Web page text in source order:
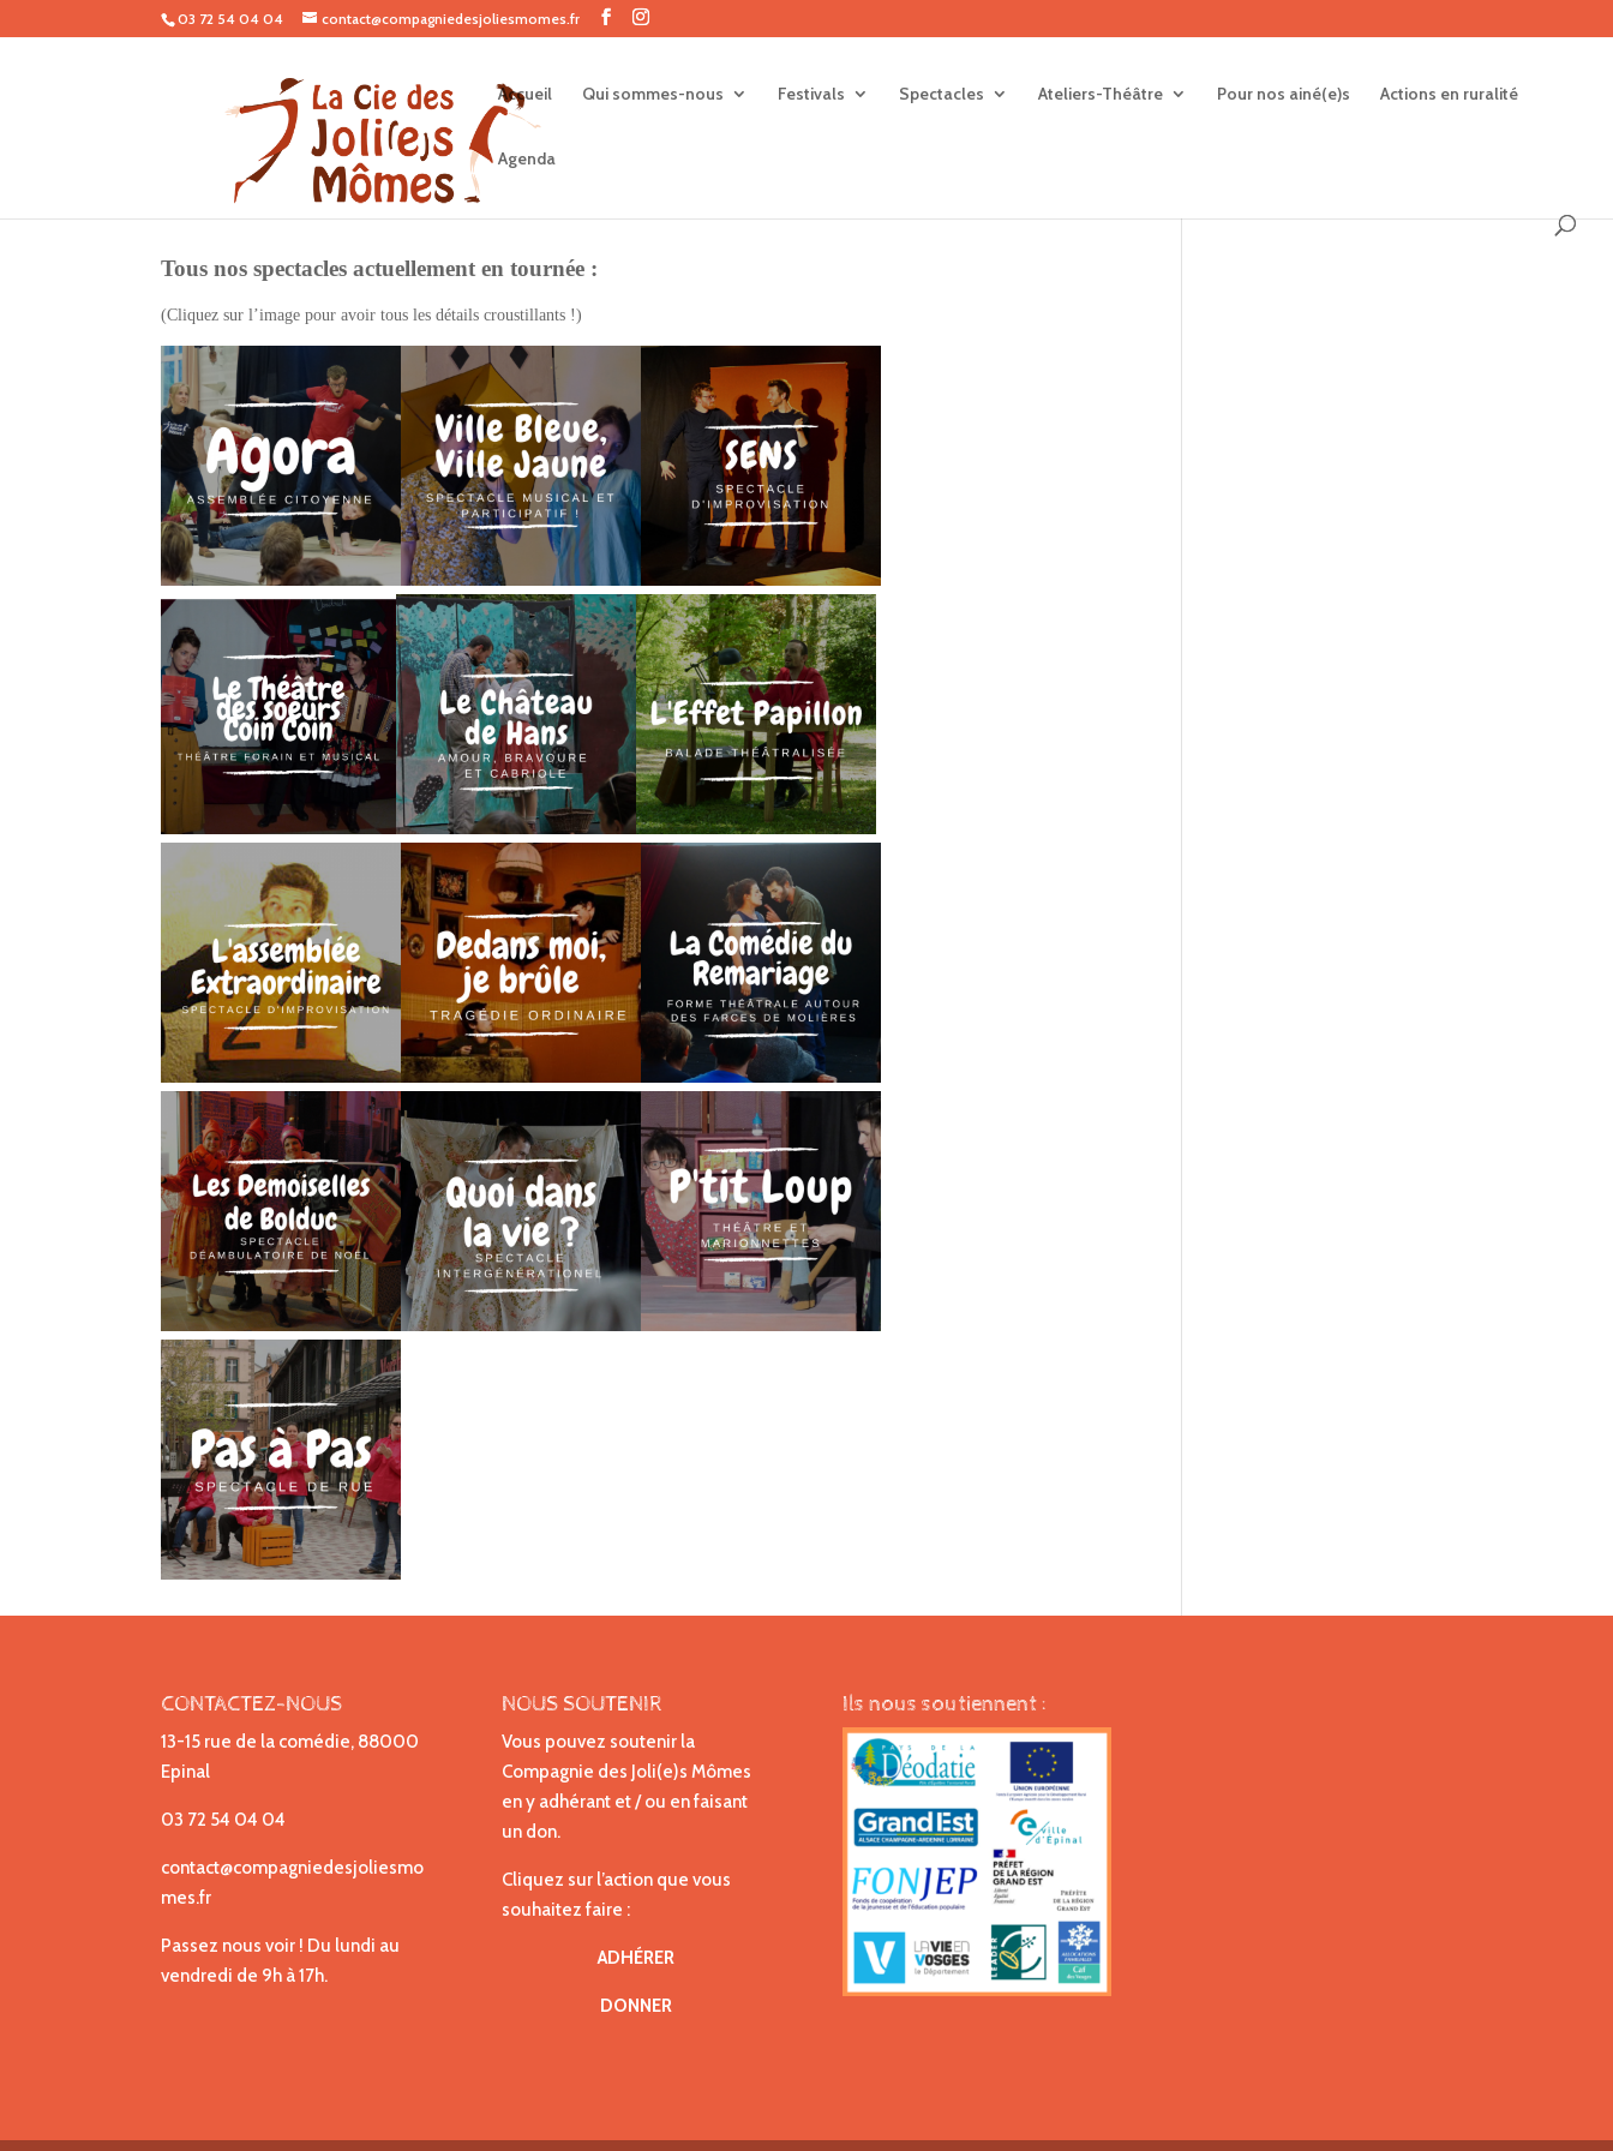
03 72 54 04 04 contact@compagniedesjoliesmomes.fr
Accueil Qui sommes-nous Festivals Spectacles Ateliers-Théâtre Pour nos ainé(e)s Actions en ruralité
Agenda
Tous nos spectacles actuellement en tournée :
(Cliquez sur l’image pour avoir tous les détails croustillants !)
CONTACTEZ-NOUS
13-15 rue de la comédie, 88000
Epinal
03 72 54 04 04
contact@compagniedesjoliesmo
mes.fr
Passez nous voir ! Du lundi au
vendredi de 9h à 17h.
NOUS SOUTENIR
Vous pouvez soutenir la
Compagnie des Joli(e)s Mômes
en y adhérant et / ou en faisant
un don.
Cliquez sur l’action que vous
souhaitez faire :
ADHÉRER
DONNER
Ils nous soutiennent :